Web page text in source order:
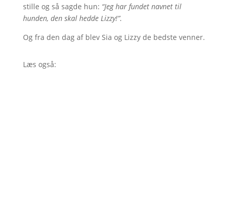
stille og så sagde hun: “Jeg har fundet navnet til
hunden, den skal hedde Lizzy!”.
Og fra den dag af blev Sia og Lizzy de bedste venner.
Læs også: